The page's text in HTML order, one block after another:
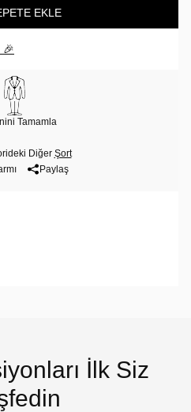
EKLE
🎉
Tamamla
Diğer Şort
Paylaş
İlk Siz